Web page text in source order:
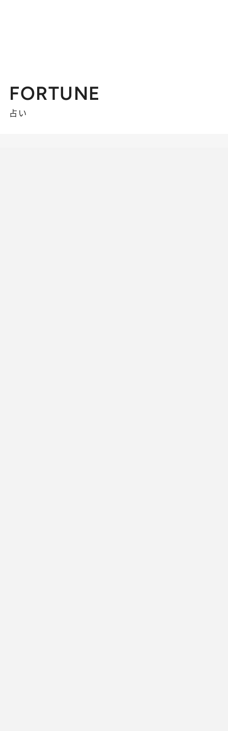
FORTUNE
占い